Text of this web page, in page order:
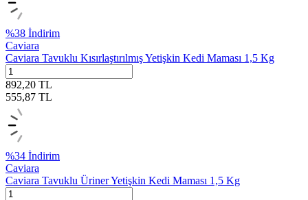
%38 İndirim
Caviara
Caviara Tavuklu Kısırlaştırılmış Yetişkin Kedi Maması 1,5 Kg
892,20 TL
555,87 TL
%34 İndirim
Caviara
Caviara Tavuklu Üriner Yetişkin Kedi Maması 1,5 Kg